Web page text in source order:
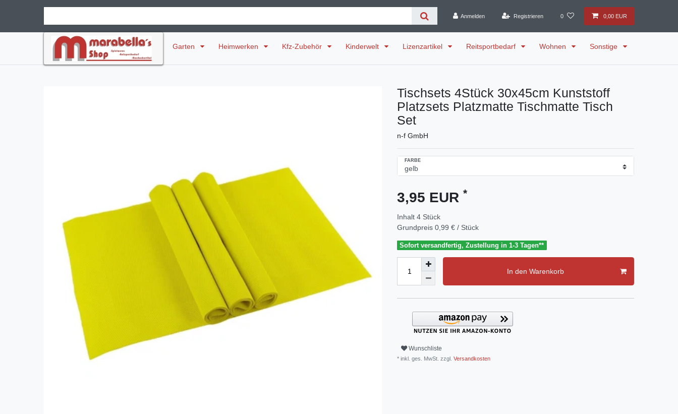
Anmelden Registrieren 0 0,00 EUR
Garten Heimwerken Kfz-Zubehör Kinderwelt Lizenzartikel Reitsportbedarf Wohnen Sonstige
Tischsets 4Stück 30x45cm Kunststoff
Platzsets Platzmatte Tischmatte Tisch
Set
n-f GmbH
FARBE
3,95 EUR *
Inhalt 4 Stück
Grundpreis 0,99 € / Stück
Sofort versandfertig, Zustellung in 1-3 Tagen**
In den Warenkorb
Wunschliste
* inkl. ges. MwSt. zzgl. Versandkosten